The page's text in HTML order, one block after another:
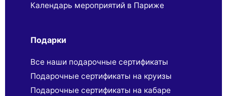
Календарь мероприятий в Париже
Подарки
Все наши подарочные сертификаты
Подарочные сертификаты на круизы
Подарочные сертификаты на кабаре